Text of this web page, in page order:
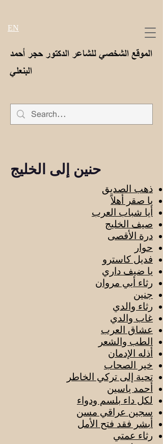
الموقع الشخصي للشاعر الدكتور حجر أحمد
البنعلي
EN
حنين إلى الخليج
ذهب الصديق
يا صقر أهلاً
أيا شباب العرب
صيف الخليج
درة الأقصى
حوار
فديل كاسترو
يا ضيف داري
رثاء أبي مروان
جنين
رثاء والدي
غاب والدي
عشاق العرب
الطب والشعر
أذله الإدمان
خير الصحاب
تحية إلى تركي الخاطر
أحمد ياسين
لكل داء بلسم ودواء
سجين عراقي مسن
أبشر فقد فتح الأمل
رثاء عمتي